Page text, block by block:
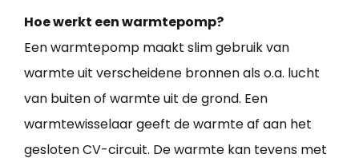
Hoe werkt een warmtepomp?
Een warmtepomp maakt slim gebruik van
warmte uit verscheidene bronnen als o.a. lucht
van buiten of warmte uit de grond. Een
warmtewisselaar geeft de warmte af aan het
gesloten CV-circuit. De warmte kan tevens met